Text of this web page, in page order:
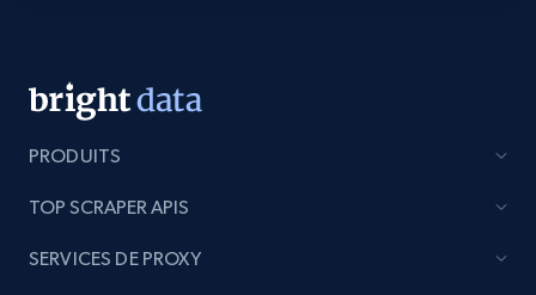
PRODUITS
TOP SCRAPER APIS
SERVICES DE PROXY